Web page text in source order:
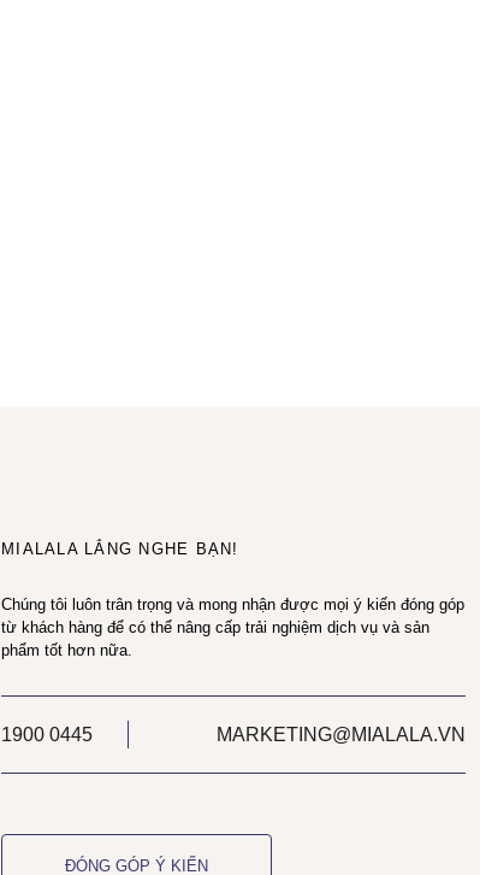
MIALALA LẮNG NGHE BẠN!
Chúng tôi luôn trân trọng và mong nhận được mọi ý kiến đóng góp
từ khách hàng để có thể nâng cấp trải nghiệm dịch vụ và sản
phẩm tốt hơn nữa.
1900 0445 MARKETING@MIALALA.VN
ĐÓNG GÓP Ý KIẾN